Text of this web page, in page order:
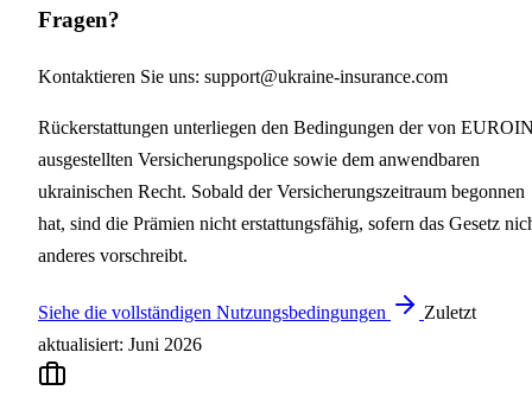
Fragen?
Kontaktieren Sie uns: support@ukraine-insurance.com
Rückerstattungen unterliegen den Bedingungen der von
ausgestellten Versicherungspolice sowie dem anwendbaren
ukrainischen Recht. Sobald der Versicherungszeitraum begonnen
hat, sind die Prämien nicht erstattungsfähig, sofern das Gesetz
anderes vorschreibt.
Siehe die vollständigen Nutzungsbedingungen
Zuletzt
aktualisiert: Juni 2026